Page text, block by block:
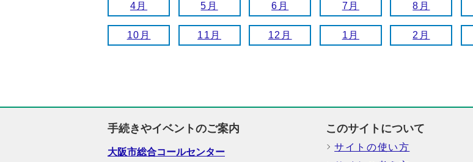
4月 5月 6月 7月 8月
10月 11月 12月 1月 2月
手続きやイベントのご案内
大阪市総合コールセンター
このサイトについて
サイトの使い方